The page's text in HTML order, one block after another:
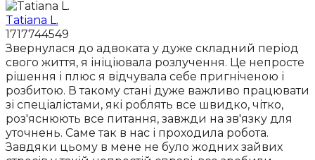
Tatiana L.
1717744549
Звернулася до адвоката у дуже складний період
свого життя, я ініціювала розлучення. Це непросте
рішення і плюс я відчувала себе пригніченою і
розбитою. В такому стані дуже важливо працювати
зі спеціалістами, які роблять все швидко, чітко,
роз'яснюють все питання, завжди на зв'язку для
уточнень. Саме так в нас і проходила робота.
Завдяки цьому в мене не було жодних зайвих